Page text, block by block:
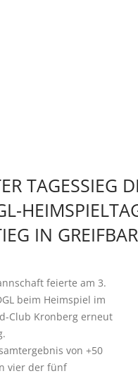
TAGESSIEG
IN
feierte am 3.
beim Heimspiel im
Club Kronberg erneut
von +50
vier der fünf